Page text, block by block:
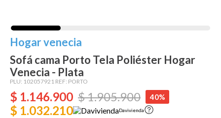
Hogar venecia
Sofá cama Porto Tela Poliéster Hogar
Venecia - Plata
PLU: 102057921 REF: PORTO
$ 1.146.900 $1.905.900 40%
$ 1.032.210 Davivienda